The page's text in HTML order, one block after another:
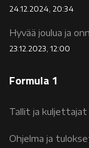
24.12.2024, 20:34
Hyvää joulua ja
23.12.2023, 12:00
Formula 1
Tallit ja kuljettajat
Ohjelma ja